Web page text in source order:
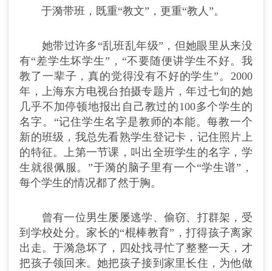
于漪带班，既重“教文”，更重“教人”。
她带过许多“乱班乱年级”，但她眼里从来没
有“差学生坏学生”，“不要随便讲学生不好。我
教了一辈子，真的觉得没有不好的学生”。2000
年，上海东方电视台拍摄专题片，年过七旬的她
几乎不加停顿地报出自己教过的100多个学生的
名字。“记住学生名字是教师的本能。每教一个
新的班级，我总先看熟学生登记卡，记住照片上
的特征。上第一节课，叫出全班学生的名字，学
生就很佩服。”于漪的脑子里有一个“学生谱”，
每个学生的情况都了然于胸。
曾有一位男生屡屡逃学、偷窃、打群架，受
到学校处分。家长的“棍棒教育”，打得孩子离家
出走。于漪急坏了，四处找寻忙了整整一天，才
把孩子领回来。她把孩子接到家里长住，为他做